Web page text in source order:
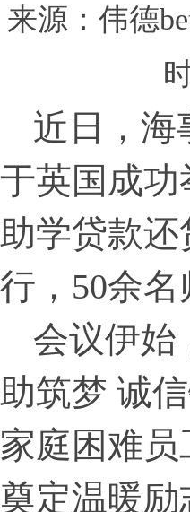
来源：伟德
近日，海
于英国成功
助学贷款
行，50余
会议伊始
助筑梦 诚
家庭困难
奠定温暖